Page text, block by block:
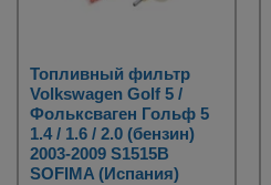
Топливный фильтр
Volkswagen Golf 5 /
Фольксваген Гольф 5
1.4 / 1.6 / 2.0 (бензин)
2003-2009 S1515B
SOFIMA (Испания)